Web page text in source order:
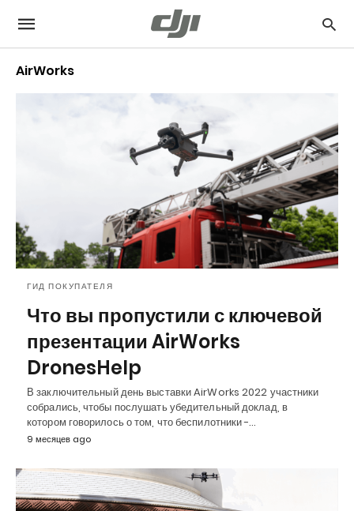
AirWorks
ГИД ПОКУПАТЕЛЯ
Что вы пропустили с ключевой
презентации AirWorks
DronesHelp
В заключительный день выставки AirWorks 2022 участники
собрались, чтобы послушать убедительный доклад, в
котором говорилось о том, что беспилотники -…
9 месяцев ago